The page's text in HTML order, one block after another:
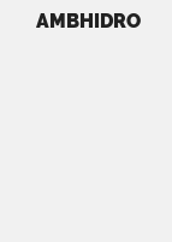
AMBHIDRO